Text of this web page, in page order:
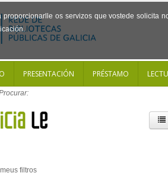
proporcionarlle os servizos que vostede solicita
PRESENTACIÓN PRÉSTAMO
filtros